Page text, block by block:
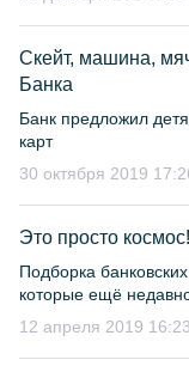
Скейт, машина,
Банка
Банк предложил
карт
30 октября 2019
Это просто космос!
Подборка
которые ещё
12 апреля 2019 16:23